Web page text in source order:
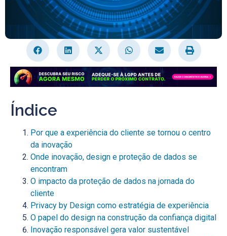
Índice
Por que a experiência do cliente se tornou o centro
da inovação
Onde inovação, design e proteção de dados se
encontram
O impacto da proteção de dados na jornada do
cliente
Privacy by Design como estratégia de experiência
O papel do design na construção da confiança digital
Inovação responsável gera valor sustentável